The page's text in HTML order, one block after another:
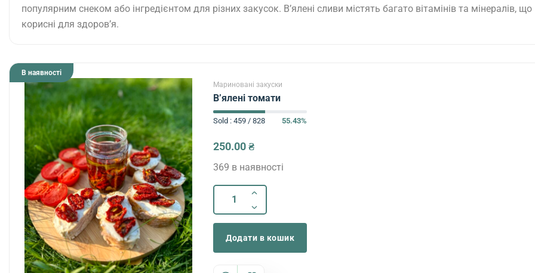
популярним снеком або інгредієнтом для різних закусок. В’ялені сливи містять багато вітамінів та мінералів, що
корисні для здоров’я.
В наявності
Мариновані закуски
В’ялені томати
Sold : 459 / 828 55.43%
250.00₴
369 в наявності
Додати в кошик